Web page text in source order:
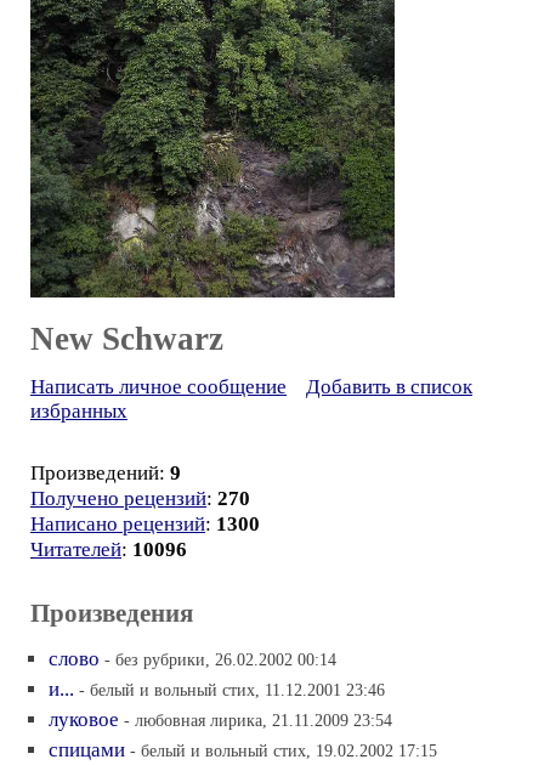
New Schwarz
Написать личное сообщение
Добавить в список
избранных
Произведений: 9
Получено рецензий: 270
Написано рецензий: 1300
Читателей: 10096
Произведения
слово - без рубрики, 26.02.2002 00:14
и... - белый и вольный стих, 11.12.2001 23:46
луковое - любовная лирика, 21.11.2009 23:54
спицами - белый и вольный стих, 19.02.2002 17:15